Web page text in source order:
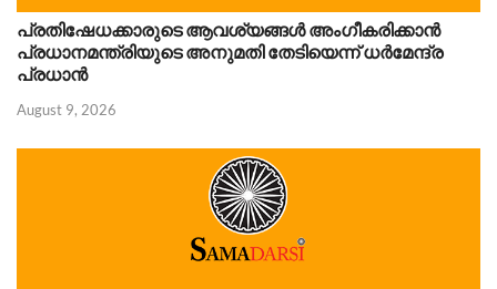
പ്രതിഷേധക്കാരുടെ ആവശ്യങ്ങൾ അംഗീകരിക്കാൻ
പ്രധാനമന്ത്രിയുടെ അനുമതി തേടിയെന്ന് ധർമേന്ദ്ര
പ്രധാൻ
August 9, 2026